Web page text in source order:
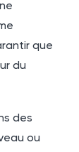
que
du
des
ou